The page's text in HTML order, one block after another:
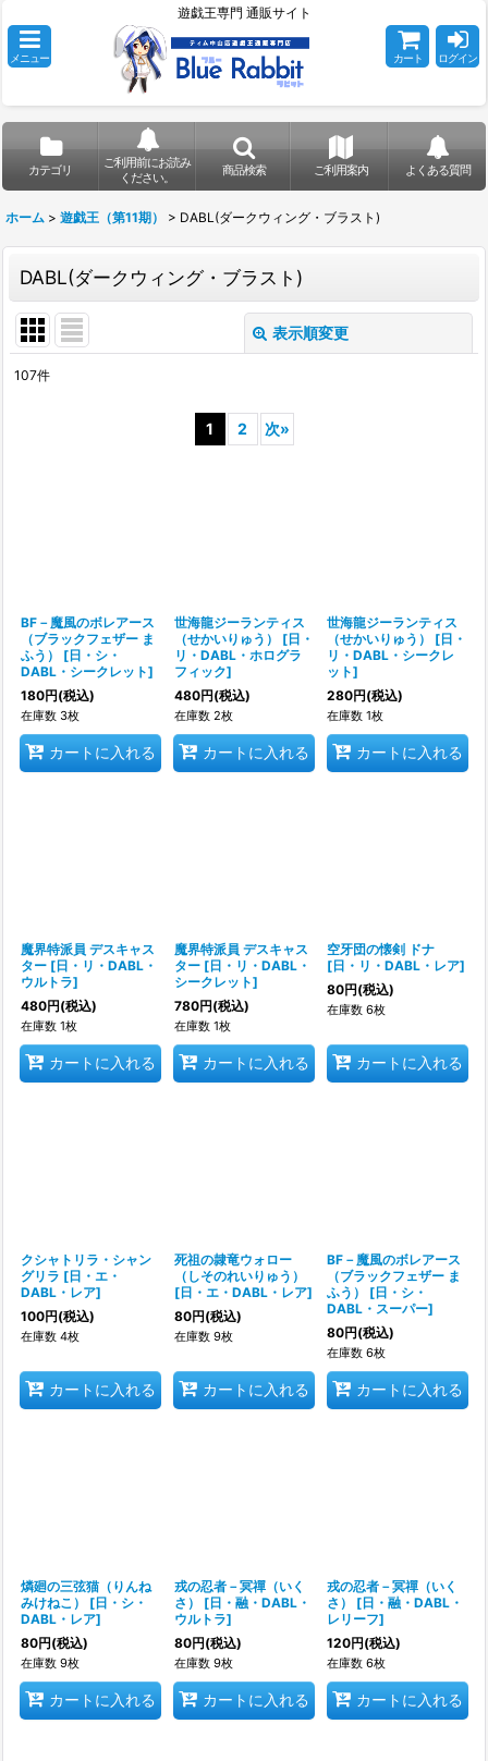
遊戯王専門 通販サイト
メニュー カート ログイン
カテゴリ
ご利用前にお読み
ください。
商品検索 ご利用案内 よくある質問
ホーム > 遊戯王（第11期） > DABL(ダークウィング・ブラスト)
DABL(ダークウィング・ブラスト)
表示順変更
107件
1 2 次»
BF－魔風のボレアース
（ブラックフェザー ま
ふう）
[日・シ・
DABL・シークレット]
180円(税込)
在庫数 3枚
カートに入れる
世海龍ジーランティス
（せかいりゅう）
[日・
リ・DABL・ホログラ
フィック]
480円(税込)
在庫数 2枚
カートに入れる
世海龍ジーランティス
（せかいりゅう）
[日・
リ・DABL・シークレ
ット]
280円(税込)
在庫数 1枚
カートに入れる
魔界特派員 デスキャス
ター [日・リ・DABL・
ウルトラ]
480円(税込)
在庫数 1枚
カートに入れる
魔界特派員 デスキャス
ター [日・リ・DABL・
シークレット]
780円(税込)
在庫数 1枚
カートに入れる
空牙団の懐剣 ドナ
[日・リ・DABL・レア]
80円(税込)
在庫数 6枚
カートに入れる
クシャトリラ・シャン
グリラ [日・エ・
DABL・レア]
100円(税込)
在庫数 4枚
カートに入れる
死祖の隷竜ウォロー
（しそのれいりゅう）
[日・エ・DABL・レア]
80円(税込)
在庫数 9枚
カートに入れる
BF－魔風のボレアース
（ブラックフェザー ま
ふう）
[日・シ・
DABL・スーパー]
80円(税込)
在庫数 6枚
カートに入れる
燐廻の三弦猫（りんね
みけねこ）
[日・シ・
DABL・レア]
80円(税込)
在庫数 9枚
カートに入れる
戎の忍者－冥禪（いく
さ）
[日・融・DABL・
ウルトラ]
80円(税込)
在庫数 9枚
カートに入れる
戎の忍者－冥禪（いく
さ）
[日・融・DABL・
レリーフ]
120円(税込)
在庫数 6枚
カートに入れる